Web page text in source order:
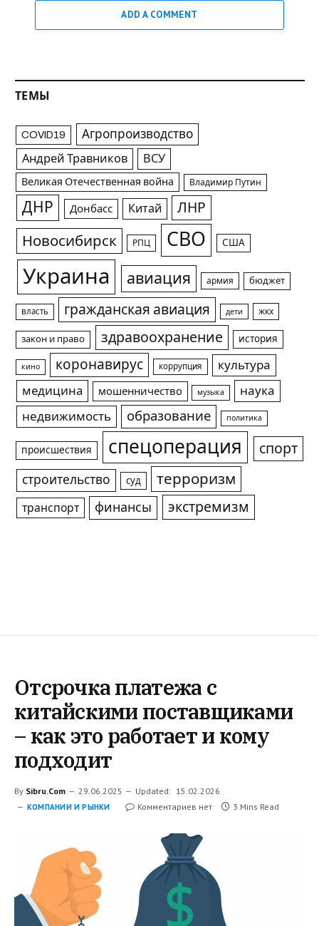
ADD A COMMENT
ТЕМЫ
COVID19 Агропроизводство
Андрей Травников ВСУ
Великая Отечественная война Владимир Путин
ДНР Донбасс Китай ЛНР
Новосибирск РПЦ СВО США
Украина авиация армия бюджет
власть гражданская авиация дети жкх
закон и право здравоохранение история
кино коронавирус коррупция
культура
медицина
мошенничество музыка
наука
недвижимость
образование политика
происшествия спецоперация спорт
строительство суд терроризм
транспорт финансы экстремизм
Отсрочка платежа с
китайскими поставщиками
– как это работает и кому
подходит
By Sibru.Com 29.06.2025 Updated: 15.02.2026
КОМПАНИИ И РЫНКИ Комментариев нет 3 Mins Read